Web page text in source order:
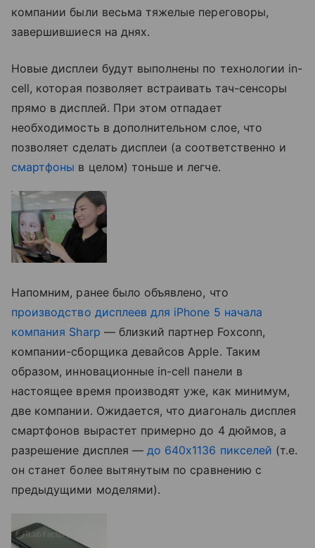
компании были весьма тяжелые переговоры,
завершившиеся на днях.
Новые дисплеи будут выполнены по технологии in-
cell, которая позволяет встраивать тач-сенсоры
прямо в дисплей. При этом отпадает
необходимость в дополнительном слое, что
позволяет сделать дисплеи (а соответственно и
смартфоны в целом) тоньше и легче.
Напомним, ранее было объявлено, что
производство дисплеев для iPhone 5 начала
компания Sharp — близкий партнер Foxconn,
компании-сборщика девайсов Apple. Таким
образом, инновационные in-cell панели в
настоящее время производят уже, как минимум,
две компании. Ожидается, что диагональ дисплея
смартфонов вырастет примерно до 4 дюймов, а
разрешение дисплея —до 640x1136 пикселей (т.е.
он станет более вытянутым по сравнению с
предыдущими моделями).